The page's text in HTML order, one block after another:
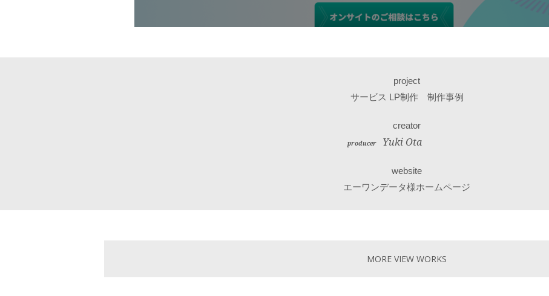
project
サービス LP制作 制作事例
creator
producer Yuki Ota
website
エーワンデータ様ホームページ
MORE VIEW WORKS